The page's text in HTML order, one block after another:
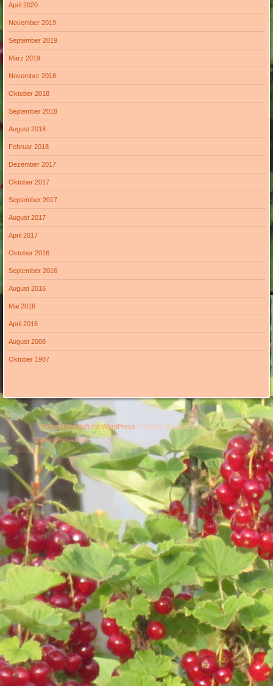
April 2020
November 2019
September 2019
März 2019
November 2018
Oktober 2018
September 2018
August 2018
Februar 2018
Dezember 2017
Oktober 2017
September 2017
August 2017
April 2017
Oktober 2016
September 2016
August 2016
Mai 2016
April 2016
August 2008
Oktober 1987
Dieses Blog läuft mit WordPress | Theme: Bouquet von
WordPress.com.